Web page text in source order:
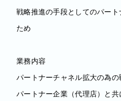
戦略推進の手段としてのパー
ため
業務内容
パートナーチャネル拡大の為の
パートナー企業（代理店）と